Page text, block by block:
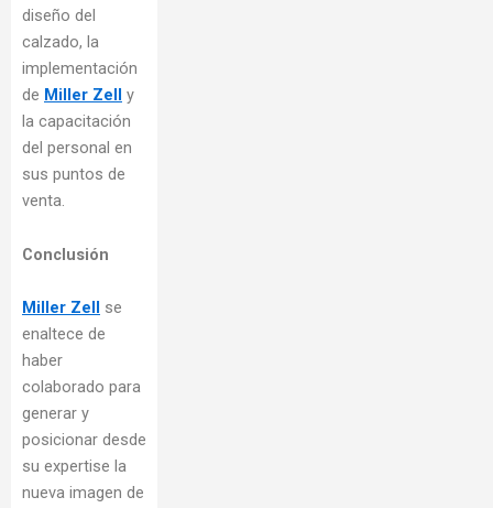
diseño del
calzado, la
implementación
de Miller Zell y
la capacitación
del personal en
sus puntos de
venta.
Conclusión
Miller Zell
se
enaltece de
haber
colaborado para
generar y
posicionar desde
su expertise la
nueva imagen de